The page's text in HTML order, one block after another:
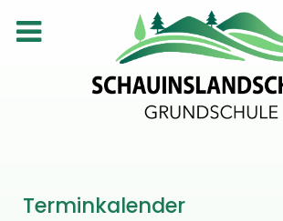
Terminkalender